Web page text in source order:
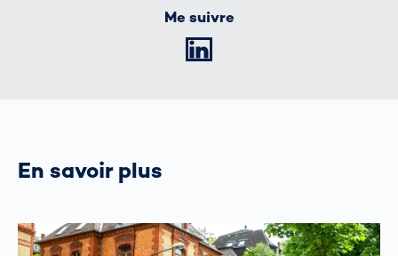
Me suivre
En savoir plus